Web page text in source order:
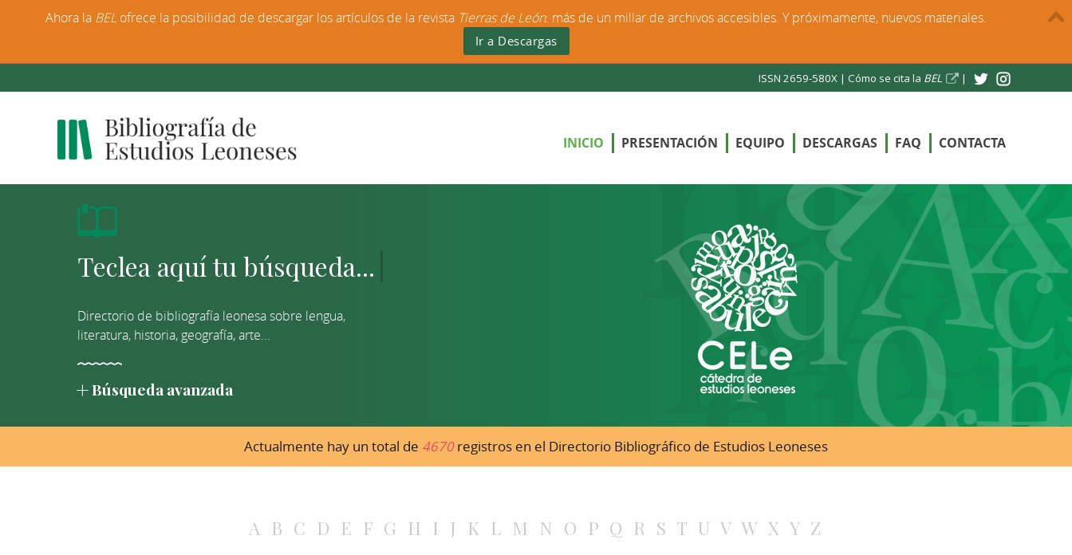
ISSN 2659-580X | Cómo se cita la BEL |
INICIO PRESENTACIÓN EQUIPO DESCARGAS FAQ CONTACTA
Directorio de bibliografía leonesa sobre lengua,
literatura, historia, geografía, arte...
Búsqueda avanzada
Actualmente hay un total de 4670registros en el Directorio Bibliográfico de Estudios Leoneses
A B C D E F G H I J K L M N O P Q R S T U V W X Y Z
Ahora la BEL ofrece la posibilidad de descargar los artículos de la revista Tierras de León: más de un millar de archivos accesibles. Y próximamente, nuevos materiales.
Ir a Descargas